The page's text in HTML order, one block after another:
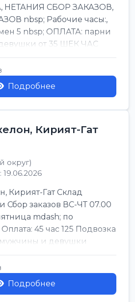
НЕТАНИЯ СБОР ЗАКАЗОВ,
nbsp; Рабочие часы:,
5 nbsp; ОПЛАТА: парни
от 35 ШЕК ЧАС
...
Подробнее
Кирият-Гат
Кирият-Гат Склад
Сбор заказов ВС-ЧТ 07.00
mdash; по
45 час 125 Подвозка
мужчины и девушки
Подробнее